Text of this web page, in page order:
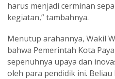
harus menjadi cerminan
kegiatan,” tambahnya.
Menutup arahannya, Wakil
bahwa Pemerintah Kota
sepenuhnya upaya dan
oleh para pendidik ini.